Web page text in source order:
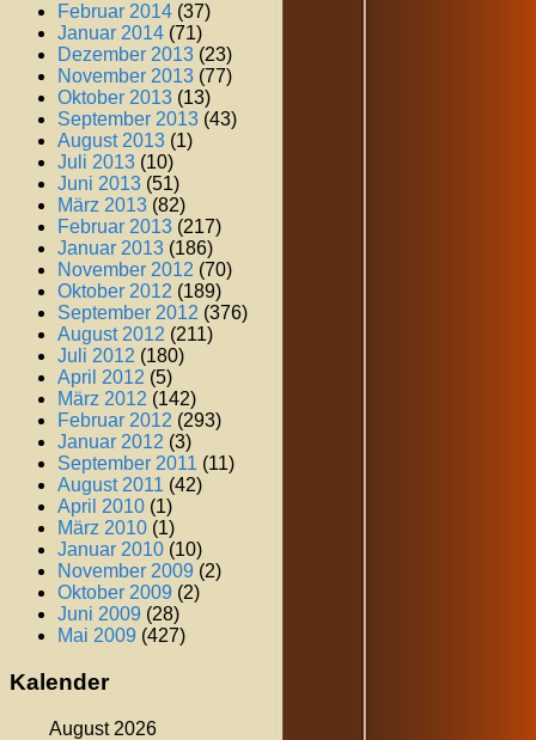
Februar 2014 (37)
Januar 2014 (71)
Dezember 2013 (23)
November 2013 (77)
Oktober 2013 (13)
September 2013 (43)
August 2013 (1)
Juli 2013 (10)
Juni 2013 (51)
März 2013 (82)
Februar 2013 (217)
Januar 2013 (186)
November 2012 (70)
Oktober 2012 (189)
September 2012 (376)
August 2012 (211)
Juli 2012 (180)
April 2012 (5)
März 2012 (142)
Februar 2012 (293)
Januar 2012 (3)
September 2011 (11)
August 2011 (42)
April 2010 (1)
März 2010 (1)
Januar 2010 (10)
November 2009 (2)
Oktober 2009 (2)
Juni 2009 (28)
Mai 2009 (427)
Kalender
August 2026